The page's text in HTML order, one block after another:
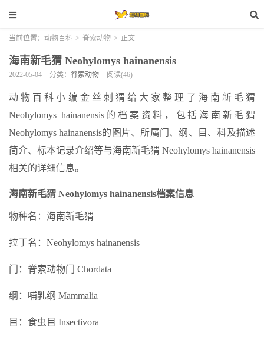
当前位置： 动物百科 > 脊索动物 > 正文
海南新毛猬 Neohylomys hainanensis
2022-05-04 分类： 脊索动物 阅读(46)
动物百科小编金丝刺猬给大家整理了海南新毛猬
Neohylomys hainanensis的档案资料，包括海南新毛猬
Neohylomys hainanensis的图片、所属门、纲、目、科及描述
简介、标本记录介绍等与海南新毛猬 Neohylomys hainanensis
相关的详细信息。
海南新毛猬 Neohylomys hainanensis档案信息
物种名：海南新毛猬
拉丁名：Neohylomys hainanensis
门：脊索动物门 Chordata
纲：哺乳纲 Mammalia
目：食虫目 Insectivora